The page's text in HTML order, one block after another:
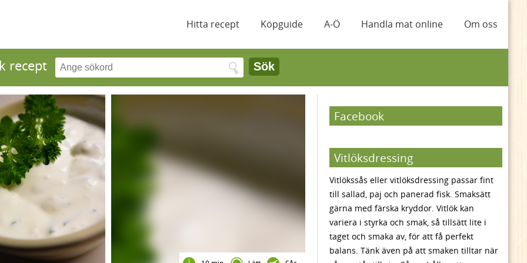
Hitta recept Köpguide A-Ö Handla mat online Om oss
recept Sök
Facebook
Vitlöksdressing
Vitlökssås eller vitlöksdressing passar fint
till sallad, paj och panerad fisk. Smaksätt
gärna med färska kryddor. Vitlök kan
variera i styrka och smak, så tillsätt lite i
taget och smaka av, för att få perfekt
balans. Tänk även på att smaken tilltar när